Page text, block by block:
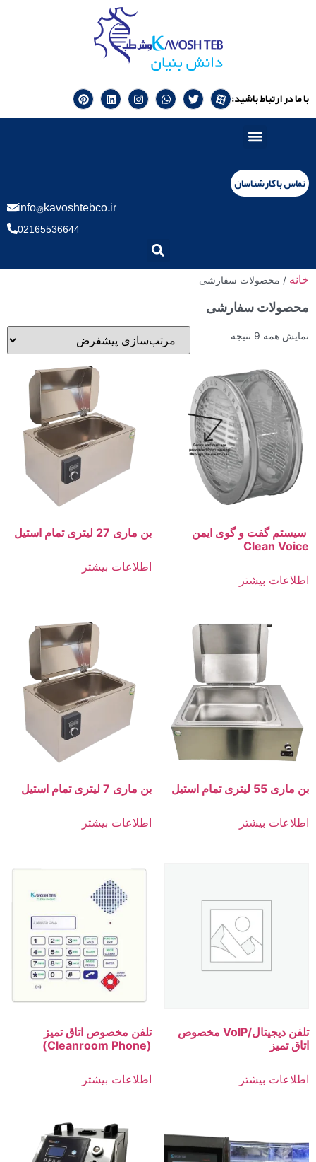
با ما در ارتباط باشید:
تماس با کارشناسان
info@kavoshtebco.ir
02165536644
خانه / محصولات سفارشی
محصولات سفارشی
نمایش همه 9 نتیجه
سیستم گفت و گوی ایمن
Clean Voice
اطلاعات بیشتر
بن ماری 27 لیتری تمام استیل
اطلاعات بیشتر
بن ماری 55 لیتری تمام استیل
اطلاعات بیشتر
بن ماری 7 لیتری تمام استیل
اطلاعات بیشتر
تلفن دیجیتال/VoIP مخصوص
اتاق تمیز
اطلاعات بیشتر
تلفن مخصوص اتاق تمیز
(Cleanroom Phone)
اطلاعات بیشتر